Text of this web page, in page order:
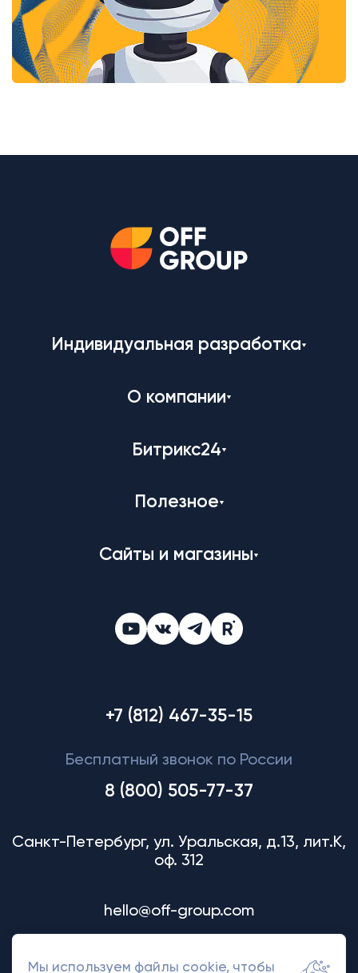
Индивидуальная разработка
О компании
Битрикс24
Полезное
Сайты и магазины
+7 (812) 467-35-15
Бесплатный звонок по России
8 (800) 505-77-37
Санкт-Петербург, ул. Уральская, д.13, лит.К,
оф. 312
hello@off-group.com
Мы используем файлы cookie, чтобы